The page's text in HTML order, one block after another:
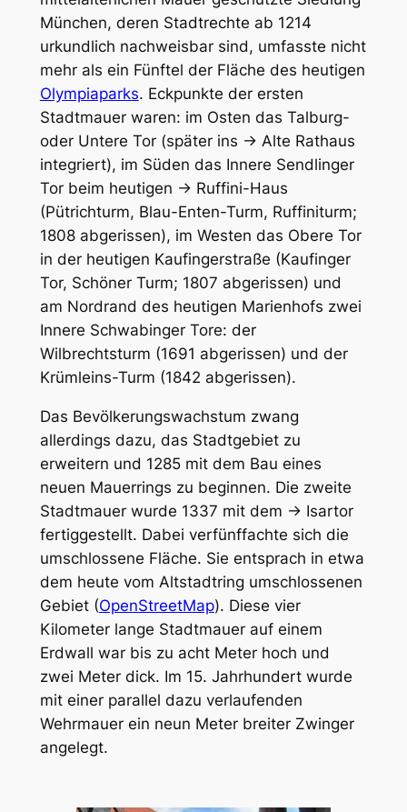
München, deren Stadtrechte ab 1214
urkundlich nachweisbar sind, umfasste nicht
mehr als ein Fünftel der Fläche des heutigen
Olympiaparks. Eckpunkte der ersten
Stadtmauer waren: im Osten das Talburg-
oder Untere Tor (später ins → Alte Rathaus
integriert), im Süden das Innere Sendlinger
Tor beim heutigen → Ruffini-Haus
(Pütrichturm, Blau-Enten-Turm, Ruffiniturm;
1808 abgerissen), im Westen das Obere Tor
in der heutigen Kaufingerstraße (Kaufinger
Tor, Schöner Turm; 1807 abgerissen) und
am Nordrand des heutigen Marienhofs zwei
Innere Schwabinger Tore: der
Wilbrechtsturm (1691 abgerissen) und der
Krümleins-Turm (1842 abgerissen).
Das Bevölkerungswachstum zwang
allerdings dazu, das Stadtgebiet zu
erweitern und 1285 mit dem Bau eines
neuen Mauerrings zu beginnen. Die zweite
Stadtmauer wurde 1337 mit dem → Isartor
fertiggestellt. Dabei verfünffachte sich die
umschlossene Fläche. Sie entsprach in etwa
dem heute vom Altstadtring umschlossenen
Gebiet (OpenStreetMap). Diese vier
Kilometer lange Stadtmauer auf einem
Erdwall war bis zu acht Meter hoch und
zwei Meter dick. Im 15. Jahrhundert wurde
mit einer parallel dazu verlaufenden
Wehrmauer ein neun Meter breiter Zwinger
angelegt.